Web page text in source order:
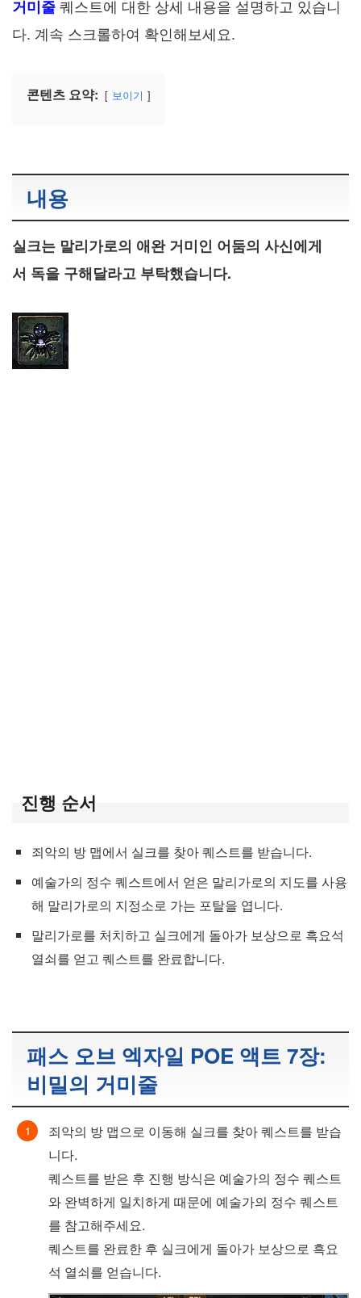
거미줄퀘스트에 대한 상세 내용을 설명하고 있습니
다. 계속 스크롤하여 확인해보세요.
콘텐츠 요약: 보이기
내용
실크는 말리가로의 애완 거미인 어둠의 사신에게
서 독을 구해달라고 부탁했습니다.
진행 순서
죄악의 방 맵에서 실크를 찾아 퀘스트를 받습니다.
예술가의 정수 퀘스트에서 얻은 말리가로의 지도를 사용
해 말리가로의 지정소로 가는 포탈을 엽니다.
말리가로를 처치하고 실크에게 돌아가 보상으로 흑요석
열쇠를 얻고 퀘스트를 완료합니다.
패스 오브 엑자일 POE 액트 7장:
비밀의 거미줄
죄악의 방 맵으로 이동해 실크를 찾아 퀘스트를 받습
니다.
퀘스트를 받은 후 진행 방식은 예술가의 정수 퀘스트
와 완벽하게 일치하게 때문에 예술가의 정수 퀘스트
를 참고해주세요.
퀘스트를 완료한 후 실크에게 돌아가 보상으로 흑요
석 열쇠를 얻습니다.